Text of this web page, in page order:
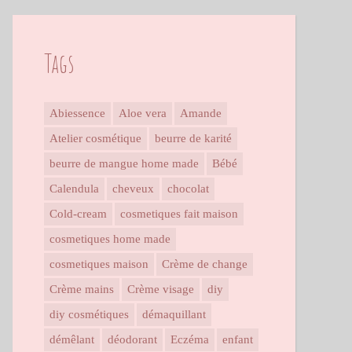
Tags
Abiessence Aloe vera
Amande
Atelier cosmétique
beurre de karité
beurre de mangue home made
Bébé
Calendula
cheveux
chocolat
Cold-cream
cosmetiques fait maison
cosmetiques home made
cosmetiques maison
Crème de change
Crème mains
Crème visage
diy
diy cosmétiques
démaquillant
démêlant
déodorant Eczéma
enfant